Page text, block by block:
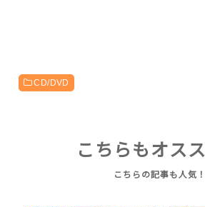
CD/DVD
こちらもオスス